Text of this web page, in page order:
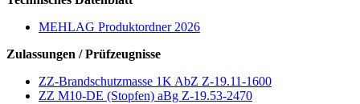
MEHLAG Produktordner 2026
Zulassungen / Prüfzeugnisse
ZZ-Brandschutzmasse 1K AbZ Z-19.11-1600
ZZ M10-DE (Stopfen) aBg Z-19.53-2470